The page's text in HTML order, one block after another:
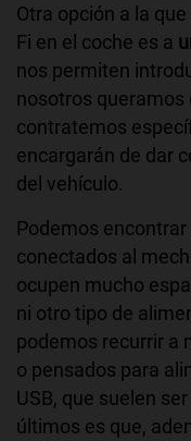
Otra opción a la
Fi en el coche es a
nos permiten
nosotros queramos
contratemos
encargarán de dar
del vehículo.
Podemos
conectados al
ocupen mucho
ni otro tipo de
podemos recurrir a
o pensados para
USB, que suelen
últimos es que,